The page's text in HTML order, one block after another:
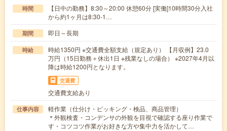
時間
【日中の勤務】8:30～20:00 休憩60分 [実働]10時間30分入社
から約1ヶ月は8:30-1…
期間 即日～長期
時給
時給1350円 ※交通費全額支給（規定あり） 【月収例】23.0
万円（15日勤務＋休出1日 ※残業なしの場合） ※2027年4月以
降は時給1200円となります。
交通費
交通費支給あり
仕事内容
軽作業（仕分け・ピッキング・検品、商品管理）
＊外観検査・コンデンサの外観を目視で確認する座り作業で
す・コツコツ作業がお好きな方や集中力を活かして…